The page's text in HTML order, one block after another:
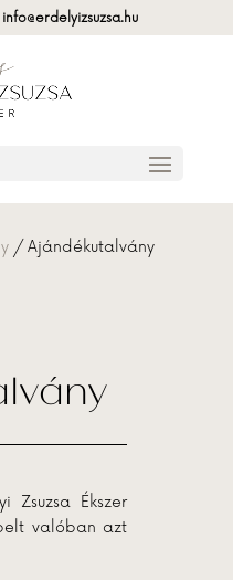
info@erdelyizsuzsa.hu
/ Ajándékutalvány
Zsuzsa Ékszer
valóban azt